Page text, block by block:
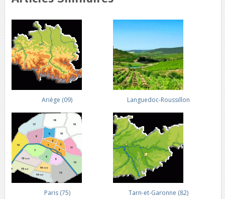
Ariège (09) Languedoc-Roussillon
Paris (75) Tarn-et-Garonne (82)